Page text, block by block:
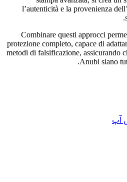
l’autenticità e la provenienza
Combinare questi approcci
protezione completo, capace di
metodi di falsificazione, assicurando
Anubi siano
آپ